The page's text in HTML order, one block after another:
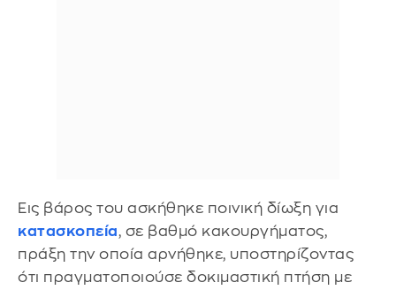
Εις βάρος του ασκήθηκε ποινική δίωξη για
κατασκοπεία, σε βαθμό κακουργήματος,
πράξη την οποία αρνήθηκε, υποστηρίζοντας
ότι πραγματοποιούσε δοκιμαστική πτήση με